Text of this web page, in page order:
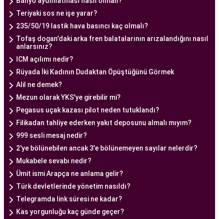
güvenli hale getirir.
Ankara Tüp Bebek Merkezi, hasta odaklı hizmet
anlayışı ve etik prensipler çerçevesinde, çiftlere
sağlıklı bir gebelik yaşama şansı tanıyan kapsamlı
bir tüp bebek hizmeti sunar.
Tüp bebek tedavisi, uzman bir ekibin liderliğinde
ve deneyimli bir doktorun rehberliğinde
yürütülmesi gereken bir süreçtir. Ankara Tüp
Bebek Merkezi'nde görev alan uzman tüp bebek
doktoru, çiftlere kapsamlı bir yaklaşımla tedavi
sunar.
Ankara Tüp Bebek Doktoru, tüp bebek tedavisi
sürecinde çiftlere rehberlik eder ve tedavinin her
aşamasında destek sağlar. Çiftin tıbbi geçmişini
Teriyaki sos ne işe yarar?
235/50/19 lastik hava basıncı kaç olmalı?
Tofaş dogan'daki arka fren balatalarının arızalandığını nasıl
anlarsınız?
ICM açılımı nedir?
Rüyada İki Kadının Dudaktan Öpüştüğünü Görmek
Alil ne demek?
Mezun olarak YKS'ye girebilir mi?
Pegasus uçak kazası pilot neden tutuklandı?
Filikadan tahliye ederken yakıt deposunu almalı mıyım?
999 sesli mesaj nedir?
2'ye bölünebilen ancak 3'e bölünemeyen sayılar nelerdir?
Mukabele sevabı nedir?
Ümit ismi Arapça ne anlama gelir?
Türk devletlerinde yönetim nasıldı?
Telegramda link süresi ne kadar?
Kas yorgunluğu kaç günde geçer?